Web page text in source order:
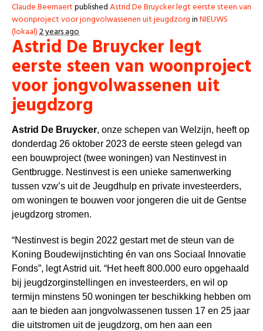
Claude BeernaertpublishedAstrid De Bruycker legt eerste steen van
woonproject voor jongvolwassenen uit jeugdzorginNIEUWS
(lokaal)2 years ago
Astrid De Bruycker legt
eerste steen van woonproject
voor jongvolwassenen uit
jeugdzorg
Astrid De Bruycker, onze schepen van Welzijn, heeft op
donderdag 26 oktober 2023 de eerste steen gelegd van
een bouwproject (twee woningen) van Nestinvest in
Gentbrugge. Nestinvest is een unieke samenwerking
tussen vzw’s uit de Jeugdhulp en private investeerders,
om woningen te bouwen voor jongeren die uit de Gentse
jeugdzorg stromen.
“Nestinvest is begin 2022 gestart met de steun van de
Koning Boudewijnstichting én van ons Sociaal Innovatie
Fonds”, legt Astrid uit. “Het heeft 800.000 euro opgehaald
bij jeugdzorginstellingen en investeerders, en wil op
termijn minstens 50 woningen ter beschikking hebben om
aan te bieden aan jongvolwassenen tussen 17 en 25 jaar
die uitstromen uit de jeugdzorg, om hen aan een